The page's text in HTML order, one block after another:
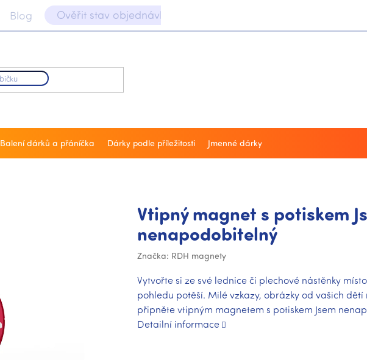
Blog Ověřit stav objednávky 📝
Balení dárků a přáníčka Dárky podle příležitosti Jmenné dárky
Vtipný magnet s potiskem
nenapodobitelný
Značka: RDH magnety
Vytvořte si ze své lednice či plechové nástěnky
pohledu potěší. Milé vzkazy, obrázky od vašich
připněte vtipným magnetem s potiskem Jsem
Detailní informace